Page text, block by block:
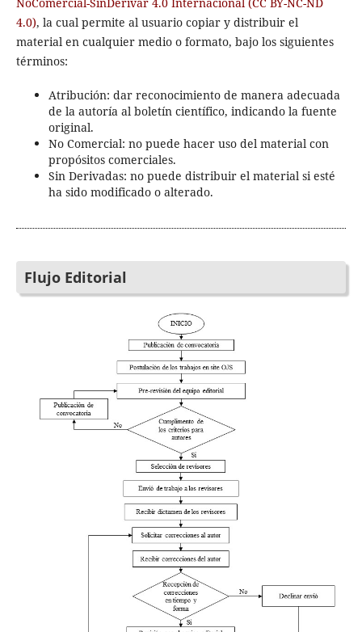
4.0), la cual permite al usuario copiar y distribuir el
material en cualquier medio o formato, bajo los siguientes
términos:
Atribución: dar reconocimiento de manera adecuada
de la autoría al boletín científico, indicando la fuente
original.
No Comercial: no puede hacer uso del material con
propósitos comerciales.
Sin Derivadas: no puede distribuir el material si esté
ha sido modificado o alterado.
Flujo Editorial